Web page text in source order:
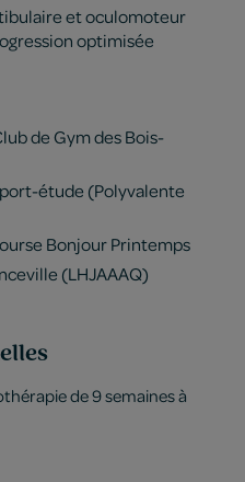
et oculomoteur
optimisée
de Gym des Bois-
étude (Polyvalente
Bonjour Printemps
(LHJAAAQ)
de 9 semaines à